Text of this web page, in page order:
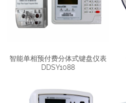
智能单相预付费分体式键盘仪表
DDSY1088